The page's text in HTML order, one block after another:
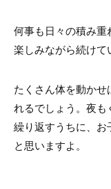
何事も日々の積み重
楽しみながら続けて
たくさん体を動か
れるでしょう。夜
繰り返すうちに、お
と思いますよ。